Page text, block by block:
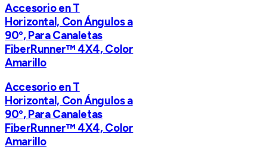
Accesorio en T
Horizontal, Con Ángulos a
90º, Para Canaletas
FiberRunner™ 4X4, Color
Amarillo
Accesorio en T
Horizontal, Con Ángulos a
90º, Para Canaletas
FiberRunner™ 4X4, Color
Amarillo